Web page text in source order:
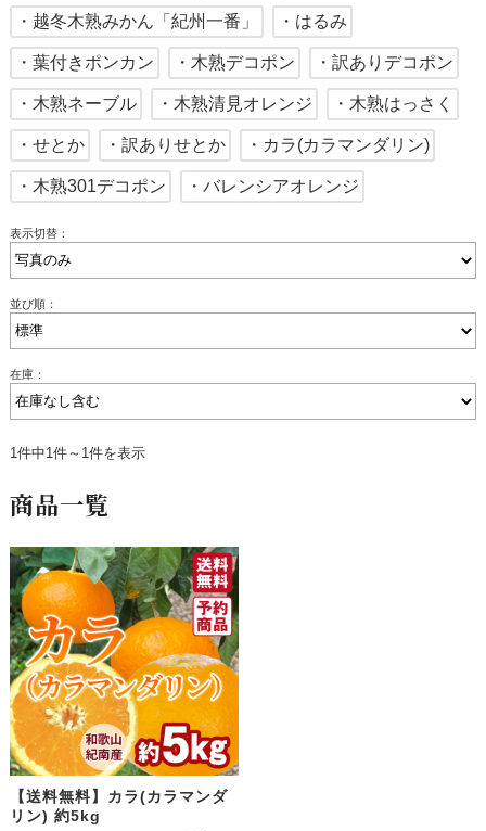
・越冬木熟みかん「紀州一番」 ・はるみ
・葉付きポンカン ・木熟デコポン ・訳ありデコポン
・木熟ネーブル ・木熟清見オレンジ ・木熟はっさく
・せとか ・訳ありせとか ・カラ(カラマンダリン)
・木熟301デコポン ・バレンシアオレンジ
表示切替：
並び順：
在庫：
1件中1件～1件を表示
商品一覧
【送料無料】カラ(カラマンダ
リン) 約5kg